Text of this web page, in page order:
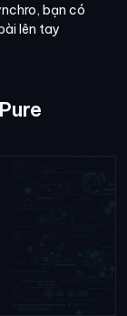
bạn có
lên tay